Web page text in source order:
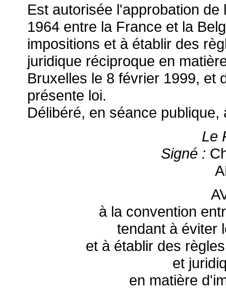
Est autorisée l'approbation
1964 entre la France et la
impositions et à établir des
juridique réciproque en
Bruxelles le 8 février 1999, et
présente loi.
Délibéré, en séance
Le
Signé :
à la convention
tendant à éviter
et à établir des
et
en matière